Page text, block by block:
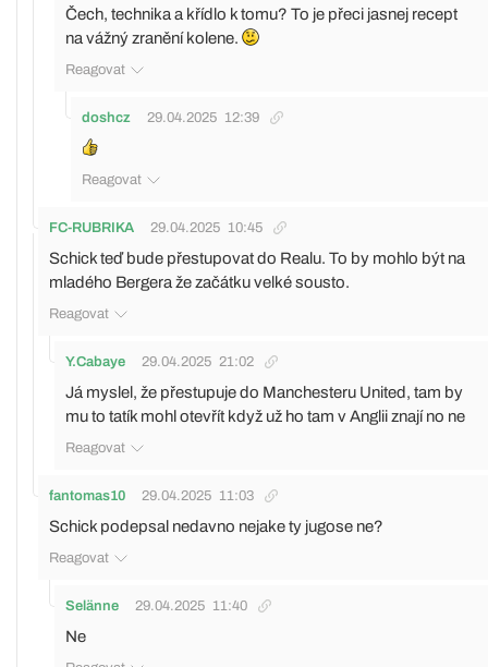
Čech, technika a křídlo k tomu? To je přeci jasnej recept
na vážný zranění kolene.
Reagovat
doshcz 29.04.2025 12:39
Reagovat
FC-RUBRIKA 29.04.2025 10:45
Schick teď bude přestupovat do Realu. To by mohlo být na
mladého Bergera že začátku velké sousto.
Reagovat
Y.Cabaye 29.04.2025 21:02
Já myslel, že přestupuje do Manchesteru United, tam by
mu to tatík mohl otevřít když už ho tam v Anglii znají no ne
Reagovat
fantomas10 29.04.2025 11:03
Schick podepsal nedavno nejake ty jugose ne?
Reagovat
Selänne 29.04.2025 11:40
Ne